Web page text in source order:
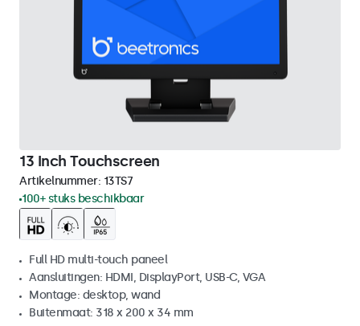
13 Inch Touchscreen
Artikelnummer: 13TS7
100+ stuks beschikbaar
Full HD multi-touch paneel
Aansluitingen: HDMI, DisplayPort, USB-C, VGA
Montage: desktop, wand
Buitenmaat: 318 x 200 x 34 mm